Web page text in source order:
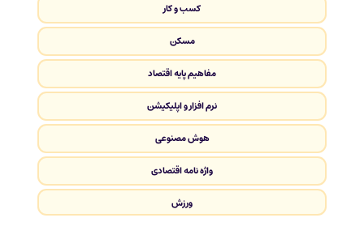
کسب و کار
مسکن
مفاهیم پایه اقتصاد
نرم افزار و اپلیکیشن
هوش مصنوعی
واژه نامه اقتصادی
ورزش